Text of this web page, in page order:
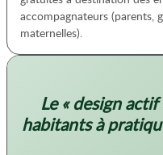
accompagnateurs (parents,
maternelles).
Le « design
habitants à